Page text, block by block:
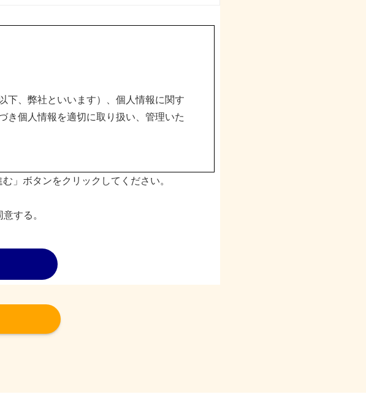
下、弊社といいます）、個人情報に関す
き個人情報を適切に取り扱い、管理いた
法での取得・利用・提供などを行い、取
」ボタンをクリックしてください。
する。